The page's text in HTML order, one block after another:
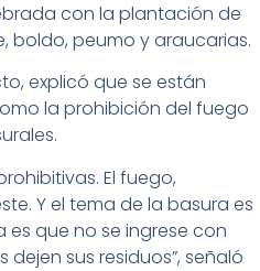
con la plantación de
boldo, peumo y araucarias.
explicó que se están
la prohibición del fuego
El fuego,
Y el tema de la basura es
que no se ingrese con
sus residuos”, señaló